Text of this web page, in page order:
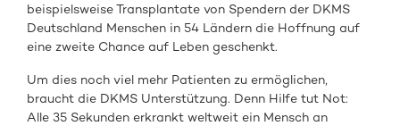
beispielsweise Transplantate von Spendern der DKMS
Deutschland Menschen in 54 Ländern die Hoffnung auf
eine zweite Chance auf Leben geschenkt.
Um dies noch viel mehr Patienten zu ermöglichen,
braucht die DKMS Unterstützung. Denn Hilfe tut Not:
Alle 35 Sekunden erkrankt weltweit ein Mensch an